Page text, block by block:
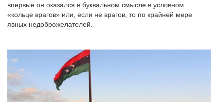
впервые он оказался в буквальном смысле в условном
«кольце врагов» или, если не врагов, то по крайней мере
явных недоброжелателей.